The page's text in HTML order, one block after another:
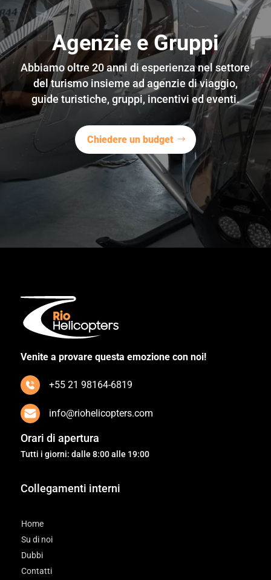
Agenzie e Gruppi
Abbiamo oltre 20 anni di esperienza nel settore
del turismo insieme ad agenzie di viaggio,
guide turistiche, gruppi, incentivi ed eventi.
Chiedere un budget
Venite a provare questa emozione con noi!
+55 21 98164-6819
info@riohelicopters.com
Orari di apertura
Tutti i giorni: dalle 8:00 alle 19:00
Collegamenti interni
Home
Su di noi
Dubbi
Contatti